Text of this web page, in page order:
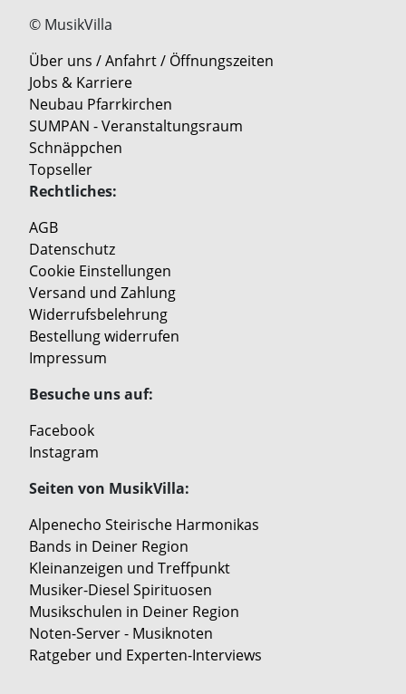
© MusikVilla
Über uns / Anfahrt / Öffnungszeiten
Jobs & Karriere
Neubau Pfarrkirchen
SUMPAN - Veranstaltungsraum
Schnäppchen
Topseller
Rechtliches:
AGB
Datenschutz
Cookie Einstellungen
Versand und Zahlung
Widerrufsbelehrung
Bestellung widerrufen
Impressum
Besuche uns auf:
Facebook
Instagram
Seiten von MusikVilla:
Alpenecho Steirische Harmonikas
Bands in Deiner Region
Kleinanzeigen und Treffpunkt
Musiker-Diesel Spirituosen
Musikschulen in Deiner Region
Noten-Server - Musiknoten
Ratgeber und Experten-Interviews